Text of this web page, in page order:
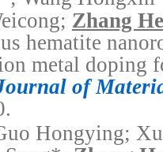
Zhang
hematite
metal doping
of
Hongying;